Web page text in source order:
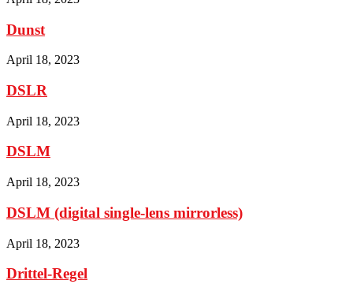
Dunst
April 18, 2023
DSLR
April 18, 2023
DSLM
April 18, 2023
DSLM (digital single-lens mirrorless)
April 18, 2023
Drittel-Regel